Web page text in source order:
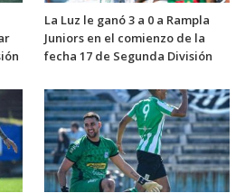
La Luz le ganó 3 a 0 a Rampla
Juniors en el comienzo de la
fecha 17 de Segunda División